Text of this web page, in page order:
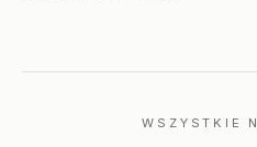
WSZYSTKIE